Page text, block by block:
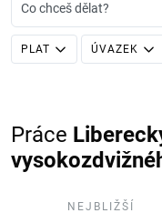
Co chceš dělat?
PLAT ÚVAZEK
Práce
NEJBLIŽŠÍ